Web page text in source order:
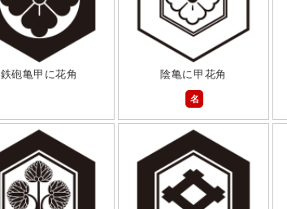
鉄砲亀甲に花角
陰亀に甲花角
名